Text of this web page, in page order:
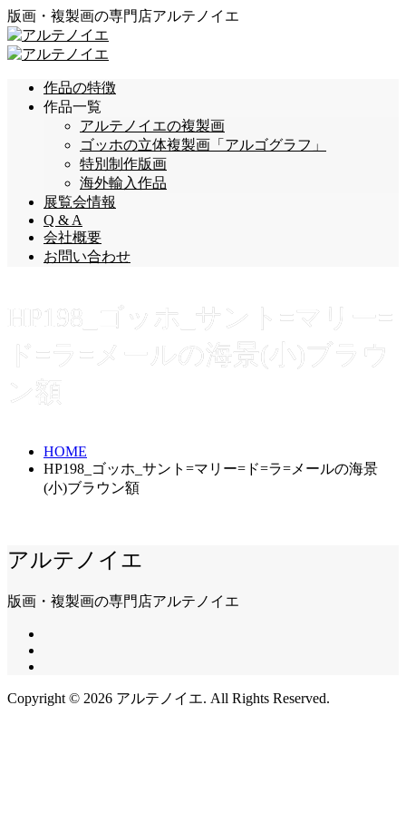
版画・複製画の専門店アルテノイエ
作品の特徴
作品一覧
アルテノイエの複製画
ゴッホの立体複製画「アルゴグラフ」
特別制作版画
海外輸入作品
展覧会情報
Q & A
会社概要
お問い合わせ
HP198_ゴッホ_サント=マリー=
ド=ラ=メールの海景(小)ブラウ
ン額
HOME
HP198_ゴッホ_サント=マリー=ド=ラ=メールの海景
(小)ブラウン額
アルテノイエ
版画・複製画の専門店アルテノイエ
Copyright © 2026 アルテノイエ. All Rights Reserved.